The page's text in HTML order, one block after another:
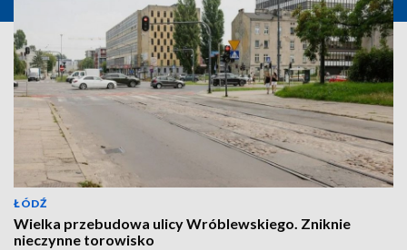
ŁÓDŹ
Wielka przebudowa ulicy Wróblewskiego. Zniknie
nieczynne torowisko